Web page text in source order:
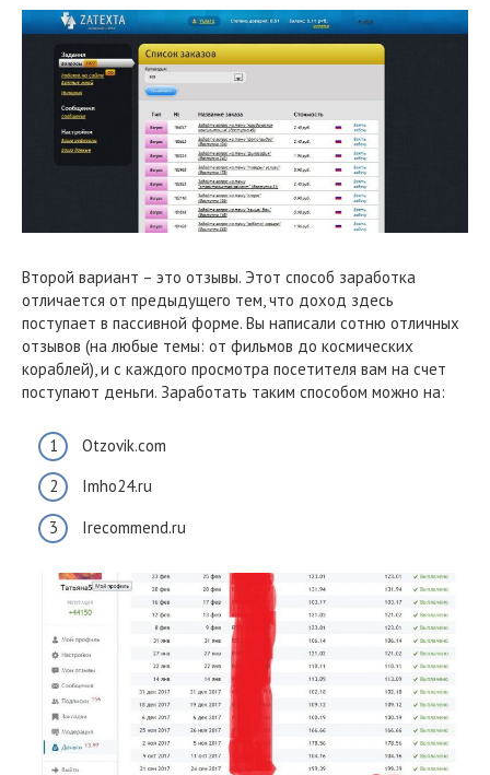
Второй вариант – это отзывы. Этот способ заработка
отличается от предыдущего тем, что доход здесь
поступает в пассивной форме. Вы написали сотню отличных
отзывов (на любые темы: от фильмов до космических
кораблей), и с каждого просмотра посетителя вам на счет
поступают деньги. Заработать таким способом можно на:
Otzovik.com
Imho24.ru
Irecommend.ru